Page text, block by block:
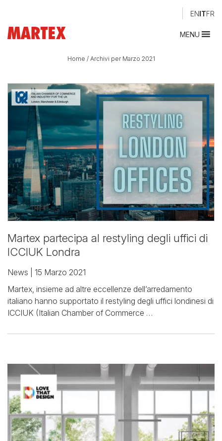
ENITFR
MENU
Home / Archivi per Marzo 2021
Martex partecipa al restyling degli uffici di
ICCIUK Londra
News | 15 Marzo 2021
Martex, insieme ad altre eccellenze dell’arredamento
italiano hanno supportato il restyling degli uffici londinesi di
ICCIUK (Italian Chamber of Commerce …